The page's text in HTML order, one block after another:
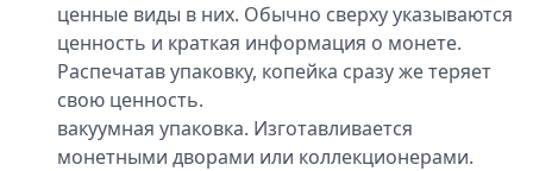
ценные виды в них. Обычно сверху указываются
ценность и краткая информация о монете.
Распечатав упаковку, копейка сразу же теряет
свою ценность.
вакуумная упаковка. Изготавливается
монетными дворами или коллекционерами.